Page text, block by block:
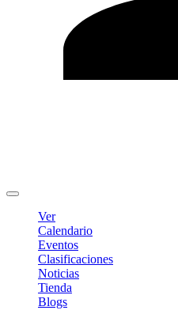
Ver
Calendario
Eventos
Clasificaciones
Noticias
Tienda
Blogs